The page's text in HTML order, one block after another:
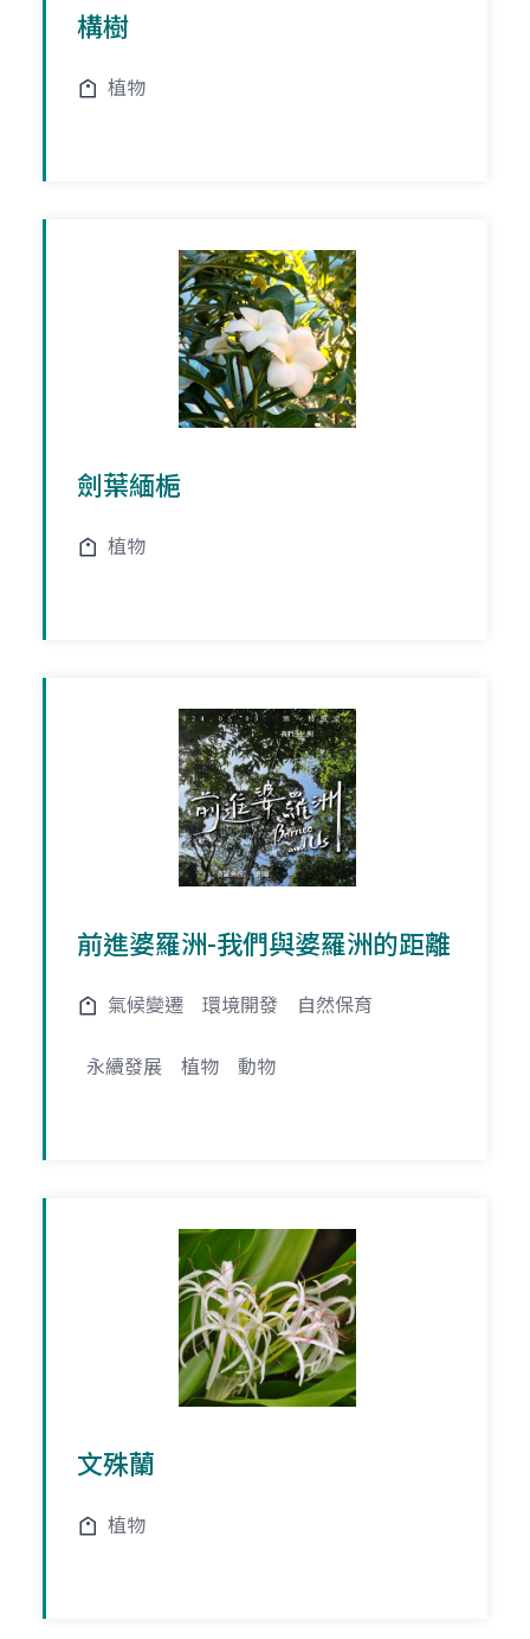
構樹
植物
劍葉緬梔
植物
前進婆羅洲-我們與婆羅洲的距離
氣候變遷 環境開發 自然保育
永續發展 植物 動物
文殊蘭
植物